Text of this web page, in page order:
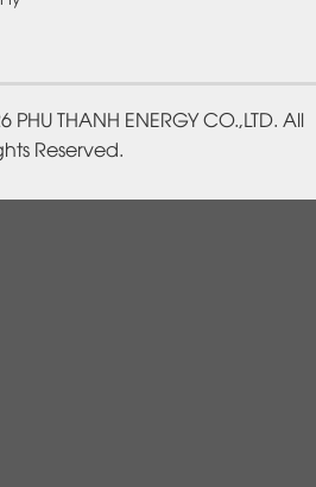
THANH ENERGY CO.,LTD. All
Reserved.